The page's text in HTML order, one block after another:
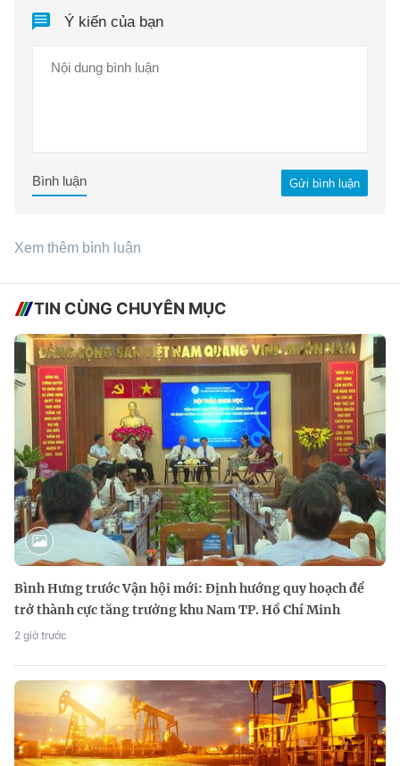
Ý kiến của bạn
Gửi bình luận
Bình luận
Xem thêm bình luận
TIN CÙNG CHUYÊN MỤC
Bình Hưng trước Vận hội mới: Định hướng quy hoạch để
trở thành cực tăng trưởng khu Nam TP. Hồ Chí Minh
2 giờ trước